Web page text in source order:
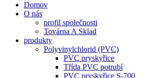
Domov
O nás
profil společnosti
Továrna A Sklad
produkty
Polyvinylchlorid (PVC)
PVC pryskyřice
Třída PVC potrubí
PVC pryskyřice S-700